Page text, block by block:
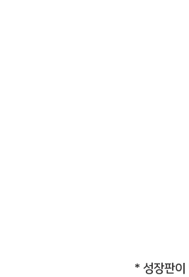
* 성장판이